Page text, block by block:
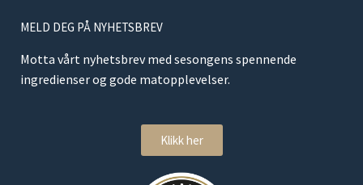
MELD DEG PÅ NYHETSBREV
Motta vårt nyhetsbrev med sesongens spennende
ingredienser og gode matopplevelser.
Klikk her